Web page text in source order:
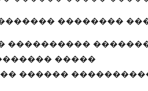
��������
����������
�����
������